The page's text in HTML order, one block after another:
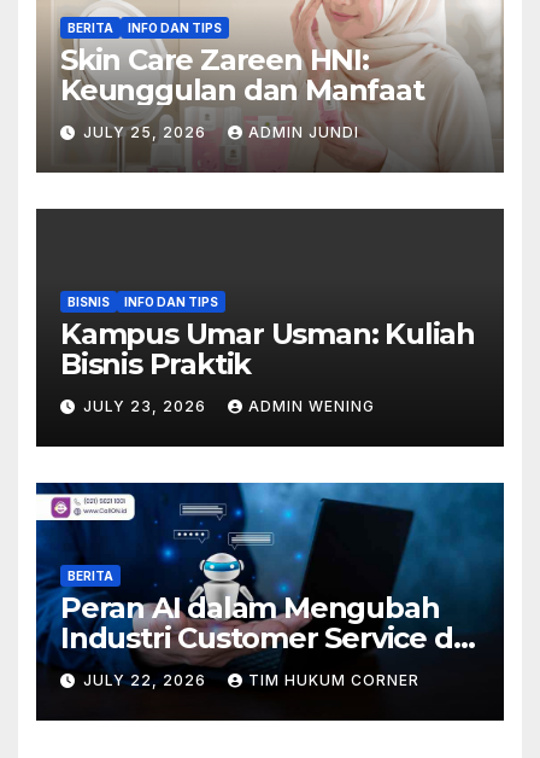
BERITA INFO DAN TIPS
Skin Care Zareen HNI:
Keunggulan dan Manfaat
JULY 25, 2026 ADMIN JUNDI
BISNIS INFO DAN TIPS
Kampus Umar Usman: Kuliah
Bisnis Praktik
JULY 23, 2026 ADMIN WENING
BERITA
Peran AI dalam Mengubah
Industri Customer Service di
Indonesia
JULY 22, 2026 TIM HUKUM CORNER